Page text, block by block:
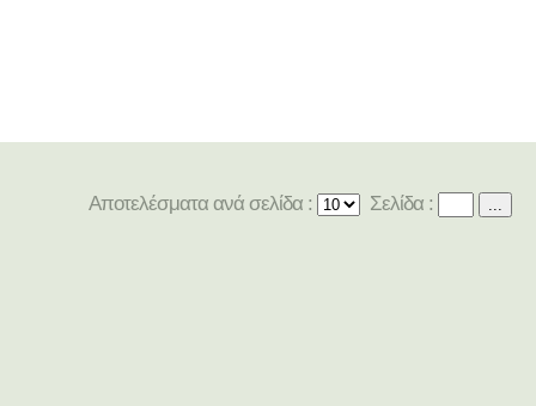
Αποτελέσματα ανά σελίδα : Σελίδα : ...